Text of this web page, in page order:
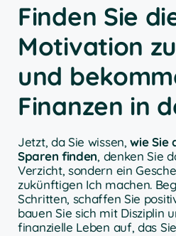
Finden Sie
Motivation
und
Finanzen in
Jetzt, da Sie wissen,wie Sie
Sparen finden, denken Sie
Verzicht, sondern ein
zukünftigen Ich machen.
Schritten, schaffen Sie
bauen Sie sich mit Disziplin
finanzielle Leben auf, das